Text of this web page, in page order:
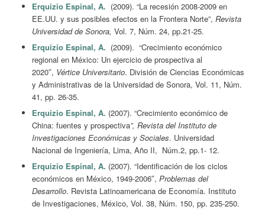
Erquizio Espinal, A. (2009). “La recesión 2008-2009 en
EE.UU. y sus posibles efectos en la Frontera Norte”, Revista
Universidad de Sonora, Vol. 7, Núm. 24, pp.21-25.
Erquizio Espinal, A. (2009). “Crecimiento económico
regional en México: Un ejercicio de prospectiva al
2020″, Vértice Universitario. División de Ciencias Económicas
y Administrativas de la Universidad de Sonora, Vol. 11, Núm.
41, pp. 26-35.
Erquizio Espinal, A. (2007). “Crecimiento económico de
China: fuentes y prospectiva”, Revista del Instituto de
Investigaciones Económicas y Sociales. Universidad
Nacional de Ingeniería, Lima, Año II, Núm.2, pp.1- 12.
Erquizio Espinal, A. (2007). “Identificación de los ciclos
económicos en México, 1949-2006″, Problemas del
Desarrollo. Revista Latinoamericana de Economía. Instituto
de Investigaciones, México, Vol. 38, Núm. 150, pp. 235-250.